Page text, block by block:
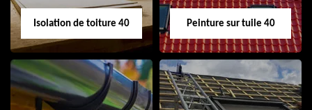
Isolation de toiture 40 Peinture sur tuile 40